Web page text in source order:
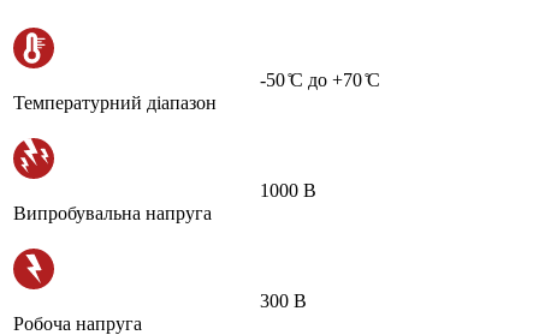
Температурний діапазон
-50 ̊С до +70 ̊С
Випробувальна напруга
1000 В
Робоча напруга
300 В